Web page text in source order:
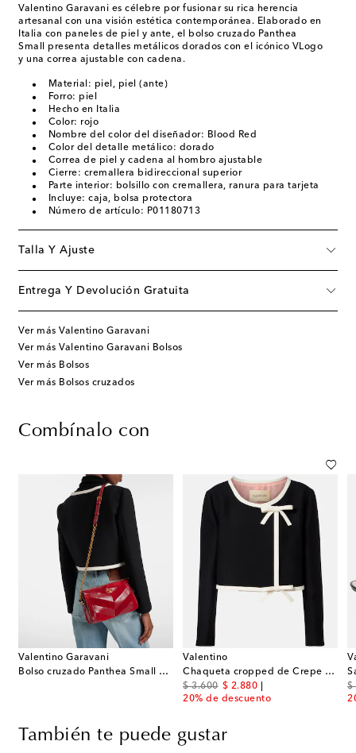
Valentino Garavani es célebre por fusionar su rica herencia
artesanal con una visión estética contemporánea. Elaborado en
Italia con paneles de piel y ante, el bolso cruzado Panthea
Small presenta detalles metálicos dorados con el icónico VLogo
y una correa ajustable con cadena.
Material: piel, piel (ante)
Forro: piel
Hecho en Italia
Color: rojo
Nombre del color del diseñador: Blood Red
Color del detalle metálico: dorado
Correa de piel y cadena al hombro ajustable
Cierre: cremallera bidireccional superior
Parte interior: bolsillo con cremallera, ranura para tarjeta
Incluye: caja, bolsa protectora
Número de artículo: P01180713
Talla Y Ajuste
Entrega Y Devolución Gratuita
Ver más Valentino Garavani
Ver más Valentino Garavani Bolsos
Ver más Bolsos
Ver más Bolsos cruzados
Combínalo con
Valentino Garavani
Bolso cruzado Panthea Small de piel
Valentino
Chaqueta cropped de Crepe Couture con lazo
$ 3.600
original price
$ 2.880
discount price
20% de descuento
$
También te puede gustar